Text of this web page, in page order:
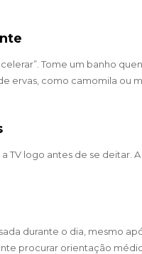
Tome um banho
ervas, como camomila ou
TV logo antes de se
durante o dia, mesmo
procurar orientação